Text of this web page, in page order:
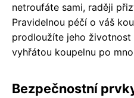
netroufáte sami, raději
Pravidelnou péčí o váš
prodloužíte jeho
vyhřátou koupelnu po
Bezpečnostní